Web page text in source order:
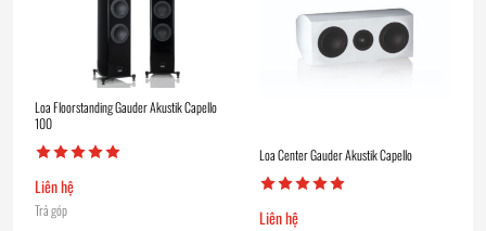
Loa Floorstanding Gauder Akustik Capello
100
Liên hệ
Trả góp
Loa Center Gauder Akustik Capello
Liên hệ